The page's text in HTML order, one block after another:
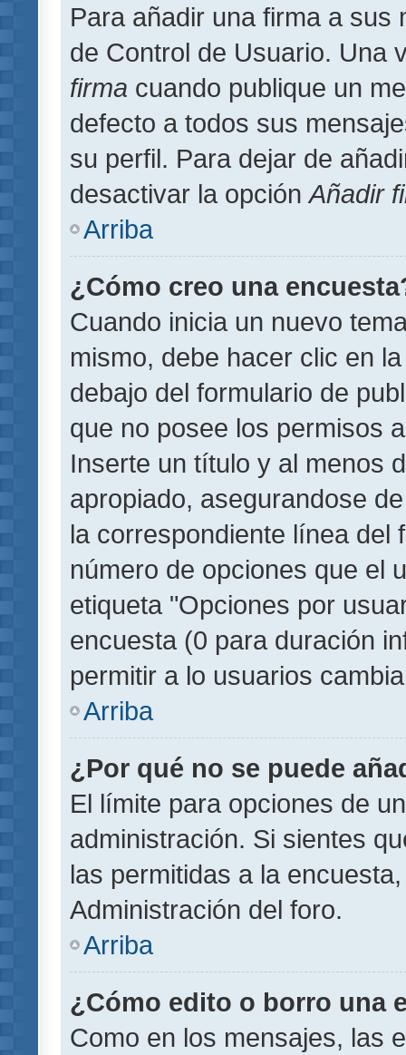
Para añadir una firma a sus
de Control de Usuario. Una
firma cuando publique un
defecto a todos sus
su perfil. Para dejar de
desactivar la opción Añadir
Arriba
¿Cómo creo una
Cuando inicia un nuevo
mismo, debe hacer clic en
debajo del formulario de
que no posee los permisos
Inserte un título y al menos
apropiado, asegurandose
la correspondiente línea del
número de opciones que el
etiqueta "Opciones por
encuesta (0 para duración
permitir a lo usuarios
Arriba
¿Por qué no se puede
El límite para opciones de
administración. Si sientes
las permitidas a la
Administración del foro.
Arriba
¿Cómo edito o borro una
Como en los mensajes, las